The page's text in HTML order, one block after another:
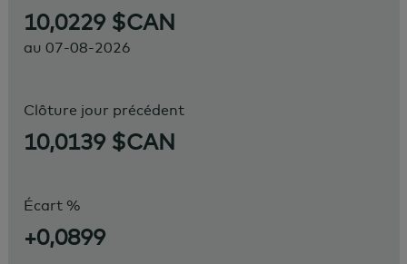
10,0229 $CAN
au 07-08-2026
Clôture jour précédent
10,0139 $CAN
Écart %
+0,0899